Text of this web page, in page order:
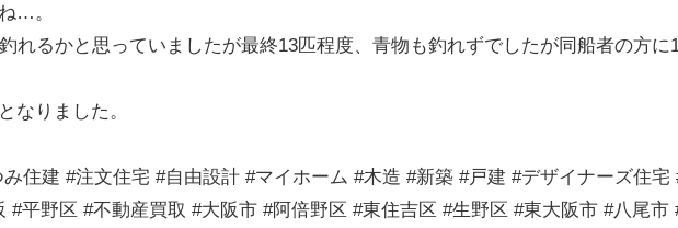
…。
れるかと思っていましたが最終13匹程度、青物も釣れずでしたが同船者の方に
なりました。
住建 #注文住宅 #自由設計 #マイホーム #木造 #新築 #戸建 #デザイナーズ住宅
#平野区 #不動産買取 #大阪市 #阿倍野区 #東住吉区 #生野区 #東大阪市 #八尾市